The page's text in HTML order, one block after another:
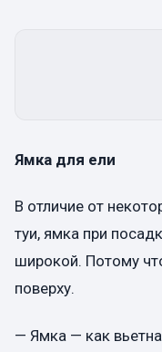
Ямка для ели
В отличие от
туи, ямка при
широкой. Потому
поверху.
— Ямка — как